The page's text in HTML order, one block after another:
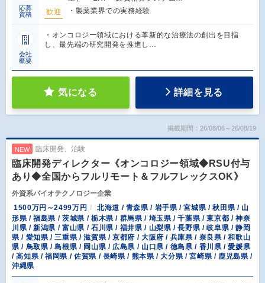
応募
資格
歓迎
・製薬業界での実務経験
会社
概要
・オンコロジー領域における革新的な治療法の創出を目指
し、最先端の研究開発を推進し…
気になる 詳細を見る
掲載期間：26/08/06～26/08/19
NEW 臨床開発、治験
臨床開発ディレクター《オンコロジー領域◆RSU付与
あり◆全国からフルリモート＆フルフレックスOK》
外資系バイオテクノロジー企業
1500万円～2499万円
北海道 / 青森県 / 岩手県 / 宮城県 / 秋田県 / 山
形県 / 福島県 / 茨城県 / 栃木県 / 群馬県 / 埼玉県 / 千葉県 / 東京都 / 神奈
川県 / 新潟県 / 富山県 / 石川県 / 福井県 / 山梨県 / 長野県 / 岐阜県 / 静岡
県 / 愛知県 / 三重県 / 滋賀県 / 京都府 / 大阪府 / 兵庫県 / 奈良県 / 和歌山
県 / 鳥取県 / 島根県 / 岡山県 / 広島県 / 山口県 / 徳島県 / 香川県 / 愛媛県
/ 高知県 / 福岡県 / 佐賀県 / 長崎県 / 熊本県 / 大分県 / 宮崎県 / 鹿児島県 /
沖縄県